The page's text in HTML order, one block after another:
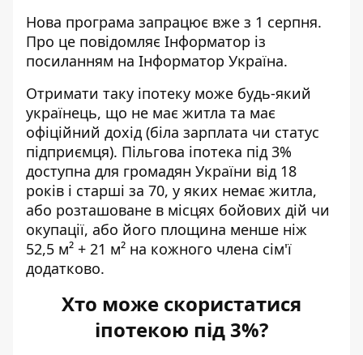
Нова програма запрацює вже з 1 серпня.
Про це повідомляє Інформатор із
посиланням на Інформатор Україна.
Отримати таку іпотеку може будь-який
українець, що не має житла та має
офіційний дохід (біла зарплата чи статус
підприємця). Пільгова іпотека під 3%
доступна для громадян України від 18
років і старші за 70, у яких немає житла,
або розташоване в місцях бойових дій чи
окупації, або його площина менше ніж
52,5 м² + 21 м² на кожного члена сім'ї
додатково.
Хто може скористатися
іпотекою під 3%?